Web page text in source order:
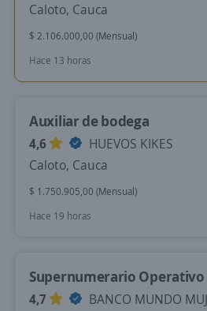
Caloto, Cauca
$ 2.106.000,00 (Mensual)
Hace 13 horas
Auxiliar de bodega
4,6
HUEVOS KIKES
Caloto, Cauca
$ 1.750.905,00 (Mensual)
Hace 19 horas
Supernumerario Operativo
4,7
BANCO MUNDO